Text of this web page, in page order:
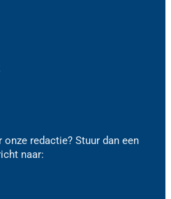
redactie? Stuur dan een
naar: